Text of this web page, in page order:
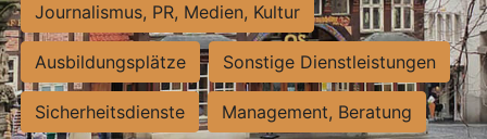
Journalismus, PR, Medien, Kultur
Ausbildungsplätze Sonstige Dienstleistungen
Sicherheitsdienste Management, Beratung